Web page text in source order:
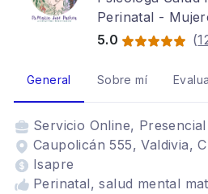
Perinatal -
5.0
(
General Sobre mí
Servicio Online, Presencial
Caupolicán 555, Valdivia,
Isapre
Perinatal, salud mental